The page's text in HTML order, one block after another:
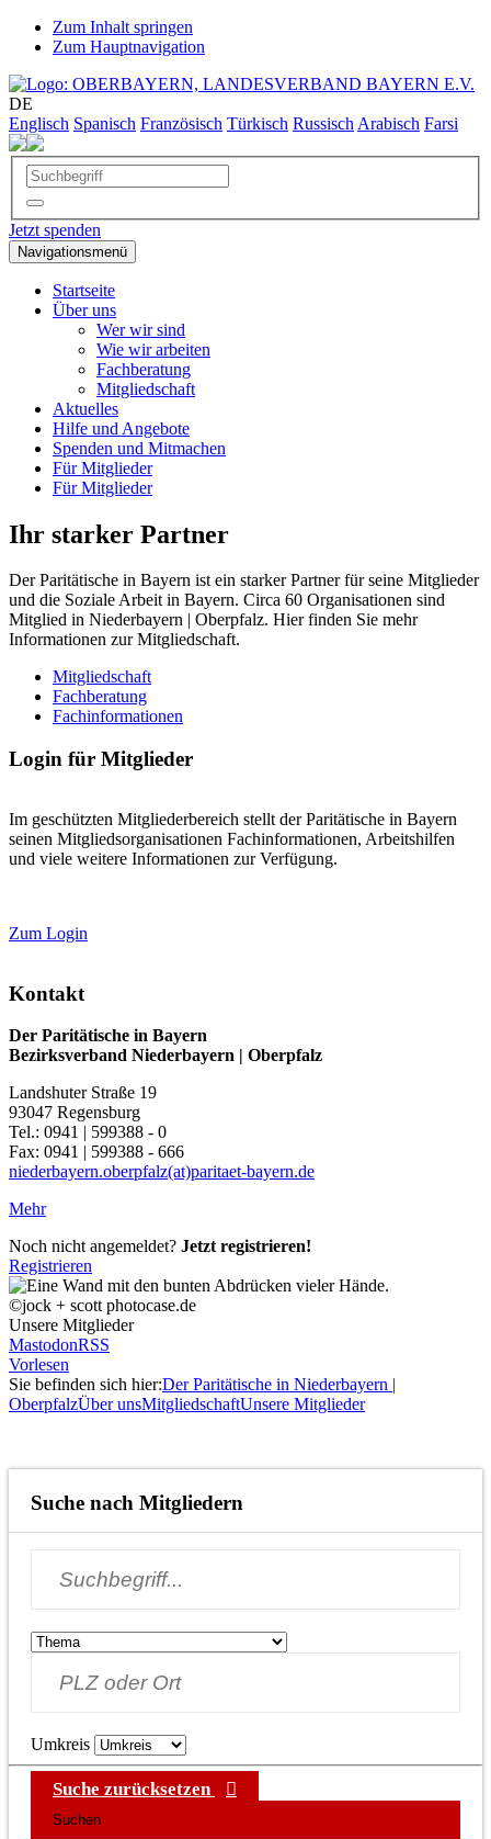
Zum Inhalt springen
Zum Hauptnavigation
DE
Englisch Spanisch Französisch Türkisch Russisch Arabisch Farsi
Jetzt spenden
Navigationsmenü
Startseite
Über uns
Wer wir sind
Wie wir arbeiten
Fachberatung
Mitgliedschaft
Aktuelles
Hilfe und Angebote
Spenden und Mitmachen
Für Mitglieder
Für Mitglieder
Ihr starker Partner
Der Paritätische in Bayern ist ein starker Partner für seine Mitglieder
und die Soziale Arbeit in Bayern. Circa 60 Organisationen sind
Mitglied in Niederbayern | Oberpfalz. Hier finden Sie mehr
Informationen zur Mitgliedschaft.
Mitgliedschaft
Fachberatung
Fachinformationen
Login für Mitglieder
Im geschützten Mitgliederbereich stellt der Paritätische in Bayern
seinen Mitgliedsorganisationen Fachinformationen, Arbeitshilfen
und viele weitere Informationen zur Verfügung.
Zum Login
Kontakt
Der Paritätische in Bayern
Bezirksverband Niederbayern | Oberpfalz
Landshuter Straße 19
93047 Regensburg
Tel.: 0941 | 599388 - 0
Fax: 0941 | 599388 - 666
niederbayern.oberpfalz(at)paritaet-bayern.de
Mehr
Noch nicht angemeldet? Jetzt registrieren!
Registrieren
©jock + scott photocase.de
Unsere Mitglieder
MastodonRSS
Vorlesen
Sie befinden sich hier:Der Paritätische in Niederbayern |
OberpfalzÜber unsMitgliedschaftUnsere Mitglieder
Suche nach Mitgliedern
Umkreis
Suche zurücksetzen